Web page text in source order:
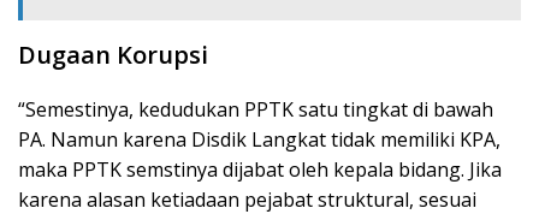
Dugaan Korupsi
“Semestinya, kedudukan PPTK satu tingkat di bawah
PA. Namun karena Disdik Langkat tidak memiliki KPA,
maka PPTK semstinya dijabat oleh kepala bidang. Jika
karena alasan ketiadaan pejabat struktural, sesuai